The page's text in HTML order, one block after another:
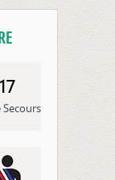
Secours